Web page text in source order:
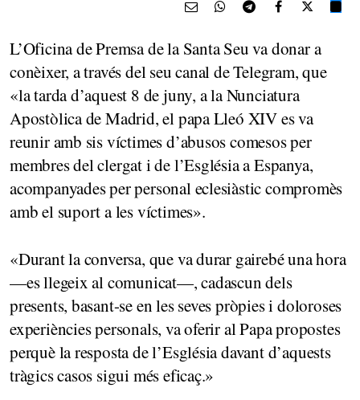
L’Oficina de Premsa de la Santa Seu va donar a
conèixer, a través del seu canal de Telegram, que
«la tarda d’aquest 8 de juny, a la Nunciatura
Apostòlica de Madrid, el papa Lleó XIV es va
reunir amb sis víctimes d’abusos comesos per
membres del clergat i de l’Església a Espanya,
acompanyades per personal eclesiàstic compromès
amb el suport a les víctimes».
«Durant la conversa, que va durar gairebé una hora
—es llegeix al comunicat—, cadascun dels
presents, basant-se en les seves pròpies i doloroses
experiències personals, va oferir al Papa propostes
perquè la resposta de l’Església davant d’aquests
tràgics casos sigui més eficaç.»